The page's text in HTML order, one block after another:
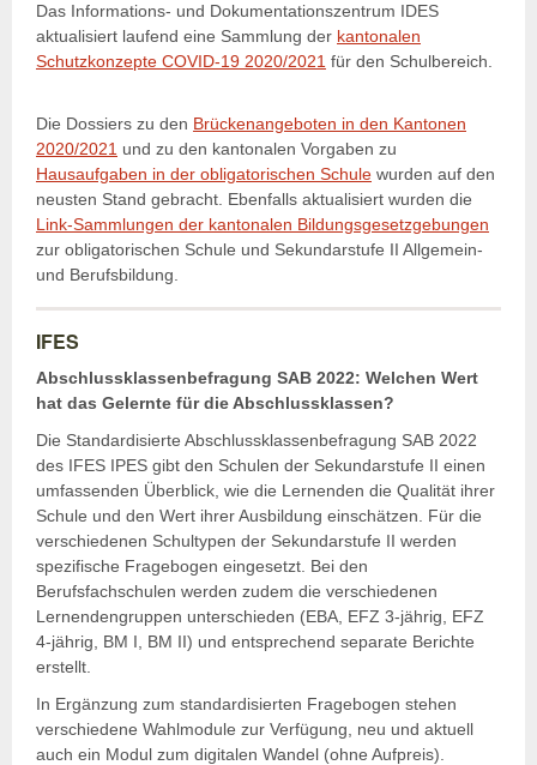
Das Informations- und Dokumentationszentrum IDES
aktualisiert laufend eine Sammlung der kantonalen
Schutzkonzepte COVID-19 2020/2021 für den Schulbereich.
Die Dossiers zu den Brückenangeboten in den Kantonen
2020/2021 und zu den kantonalen Vorgaben zu
Hausaufgaben in der obligatorischen Schule wurden auf den
neusten Stand gebracht. Ebenfalls aktualisiert wurden die
Link-Sammlungen der kantonalen Bildungsgesetzgebungen
zur obligatorischen Schule und Sekundarstufe II Allgemein-
und Berufsbildung.
IFES
Abschlussklassenbefragung SAB 2022: Welchen Wert
hat das Gelernte für die Abschlussklassen?
Die Standardisierte Abschlussklassenbefragung SAB 2022
des IFES IPES gibt den Schulen der Sekundarstufe II einen
umfassenden Überblick, wie die Lernenden die Qualität ihrer
Schule und den Wert ihrer Ausbildung einschätzen. Für die
verschiedenen Schultypen der Sekundarstufe II werden
spezifische Fragebogen eingesetzt. Bei den
Berufsfachschulen werden zudem die verschiedenen
Lernendengruppen unterschieden (EBA, EFZ 3-jährig, EFZ
4-jährig, BM I, BM II) und entsprechend separate Berichte
erstellt.
In Ergänzung zum standardisierten Fragebogen stehen
verschiedene Wahlmodule zur Verfügung, neu und aktuell
auch ein Modul zum digitalen Wandel (ohne Aufpreis).